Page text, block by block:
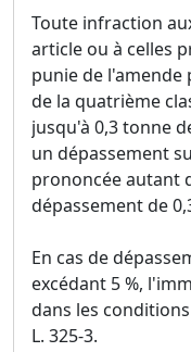
Toute infraction
article ou à celles
punie de
de la quatrième
jusqu'à 0,3 tonne
un dépassement
prononcée autant
dépassement de
En cas de
excédant 5 %,
dans les
L. 325-3.